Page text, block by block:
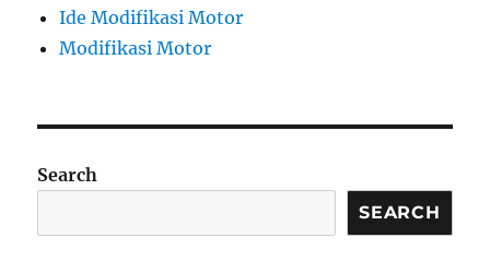
Ide Modifikasi Motor
Modifikasi Motor
Search
SEARCH